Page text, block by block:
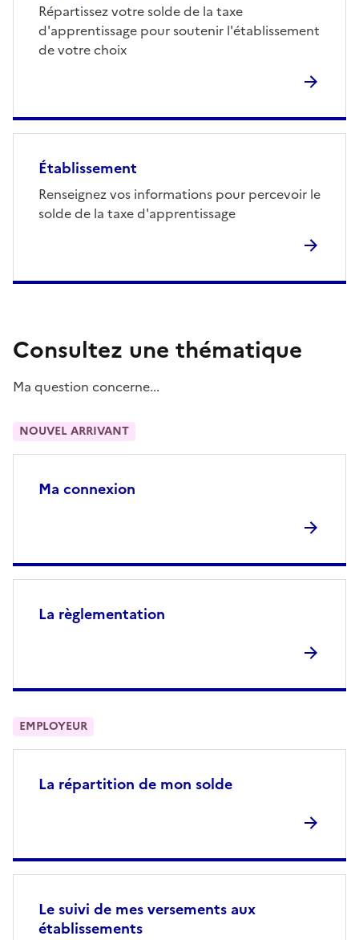
Répartissez votre solde de la taxe
d'apprentissage pour soutenir l'établissement
de votre choix
Établissement
Renseignez vos informations pour percevoir le
solde de la taxe d'apprentissage
Consultez une thématique
Ma question concerne...
NOUVEL ARRIVANT
Ma connexion
La règlementation
EMPLOYEUR
La répartition de mon solde
Le suivi de mes versements aux
établissements